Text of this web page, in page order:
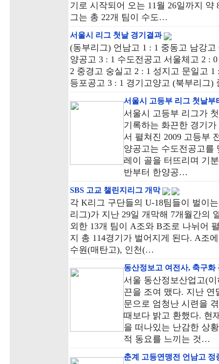
기로 시작되어 오는 11월 26일까지
그는 총 22개 팀이 수도…
서울시 리그 첫날 경기결과
(동부리그) 언남고 1 : 1 중동고 남강
양공고 3 : 1 수도전공고 서울체고 2 :
2 중경고 숭실고 2 : 1 성지고 문일고
등포공고 3 : 1 경기고양고 (북부리그
서울시 고등부 리그 첫날부
서울시 고등부 리그가
기록하는 화끈한 경기
서 펼쳐진 2009 고등부
양공고는 수도전공고를
레이 골을 터뜨리며 기
반부터 한양공…
SBS 고교 챌린지리그 개막
각 K리그 구단들의 U-18팀들이 벌이
리그)가 지난 29일 개막해 7개월간의
외한 13개 팀이 A조와 B조로 나뉘어
지 총 114경기가 벌어지게 된다. A조
수원(매탄고), 인천(…
동산정보고 여전사, 축구
서울 동산정보산업고(
끈을 조여 맸다. 지난
문으로 엄청난 시련을
때보다 밝고 환했다. 현
을 떠나있는 난감한 상
적 동요를 느끼는 것…
춘계 고등연맹전 언남고